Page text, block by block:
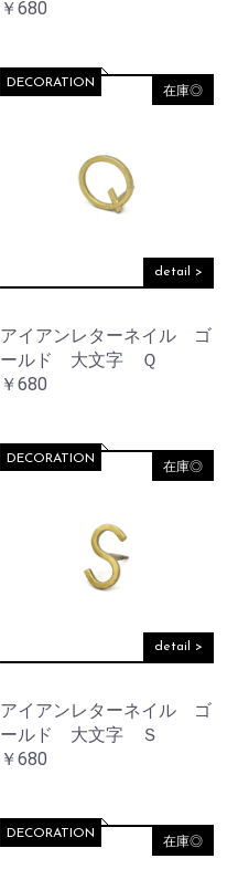
￥680
在庫◎
detail >
アイアンレターネイル ゴ
ールド 大文字 Ｑ
DECORATION
￥680
在庫◎
detail >
アイアンレターネイル ゴ
ールド 大文字 Ｓ
DECORATION
￥680
在庫◎
DECORATION